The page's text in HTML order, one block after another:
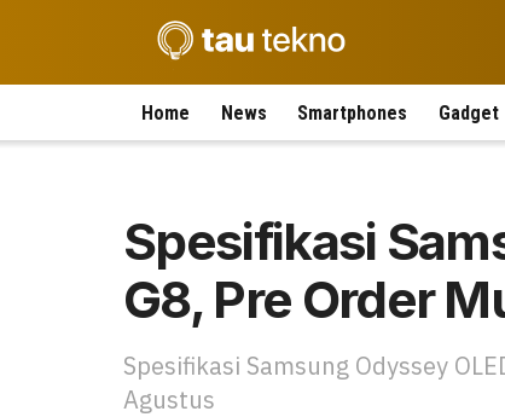
Home News Smartphones Gadget
Spesifikasi
G8, Pre Order
Spesifikasi Samsung Odyssey
Agustus